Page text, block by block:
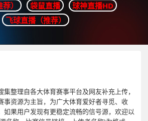
） 袋鼠直播
球神直播HD
飞球直播（推荐）
整理自各大体育赛事平台及网友补充上传，
事资源为主旨，为广大体育爱好者寻觅、收
如果用户发现有更稳定流畅的信号源，欢迎以